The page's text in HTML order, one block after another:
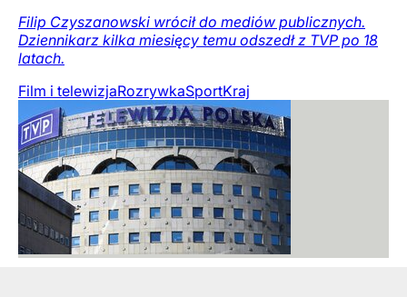
Filip Czyszanowski wrócił do mediów publicznych.
Dziennikarz kilka miesięcy temu odszedł z TVP po 18
latach.
Film i telewizjaRozrywkaSportKraj